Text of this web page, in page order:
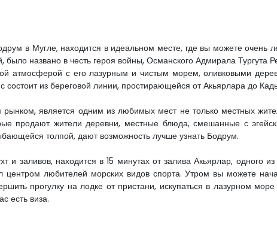
в Мугле, находится в идеальном месте, где вы можете очень
названо в честь героя войны, Османского Адмирала Тургута
атмосферой с его лазурным и чистым морем, оливковыми
состоит из береговой линии, простирающейся от Акьярлара до
рынком, является одним из любимых мест не только местных
продают жители деревни, местные блюда, смешанные с
толпой, дают возможность лучше узнать Бодрум.
и заливов, находится в 15 минутах от залива Акьярлар, одного
центром любителей морских видов спорта. Утром вы можете
прогулку на лодке от пристани, искупаться в лазурном
есть виза.